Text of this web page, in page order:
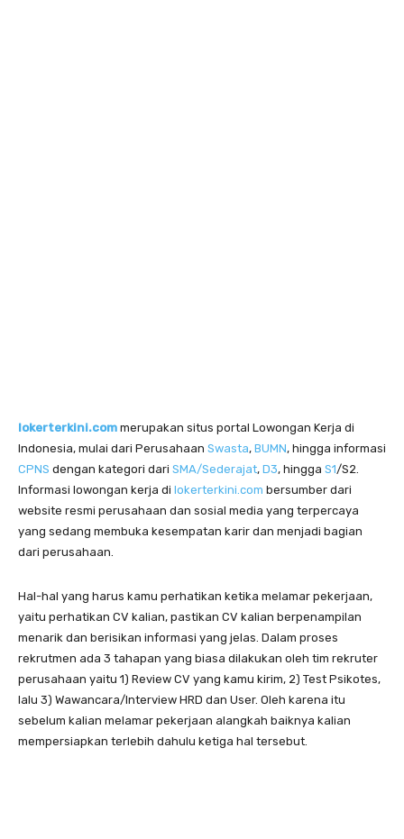
lokerterkini.com merupakan situs portal Lowongan Kerja di
Indonesia, mulai dari Perusahaan Swasta, BUMN, hingga informasi
CPNS dengan kategori dari SMA/Sederajat, D3, hingga S1/S2.
Informasi lowongan kerja di lokerterkini.com bersumber dari
website resmi perusahaan dan sosial media yang terpercaya
yang sedang membuka kesempatan karir dan menjadi bagian
dari perusahaan.
Hal-hal yang harus kamu perhatikan ketika melamar pekerjaan,
yaitu perhatikan CV kalian, pastikan CV kalian berpenampilan
menarik dan berisikan informasi yang jelas. Dalam proses
rekrutmen ada 3 tahapan yang biasa dilakukan oleh tim rekruter
perusahaan yaitu 1) Review CV yang kamu kirim, 2) Test Psikotes,
lalu 3) Wawancara/Interview HRD dan User. Oleh karena itu
sebelum kalian melamar pekerjaan alangkah baiknya kalian
mempersiapkan terlebih dahulu ketiga hal tersebut.